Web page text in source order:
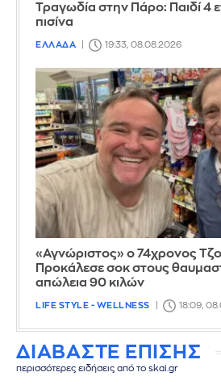
Τραγωδία στην Πάρο: Παιδί 4
πισίνα
ΕΛΛΑΔΑ 19:33, 08.08.2026
«Αγνώριστος» ο 74χρονος
Προκάλεσε σοκ στους
απώλεια 90 κιλών
LIFE STYLE - WELLNESS 18:09,
ΔΙΑΒΑΣΤΕ ΕΠΙΣΗΣ
περισσότερες ειδήσεις από το skai.gr